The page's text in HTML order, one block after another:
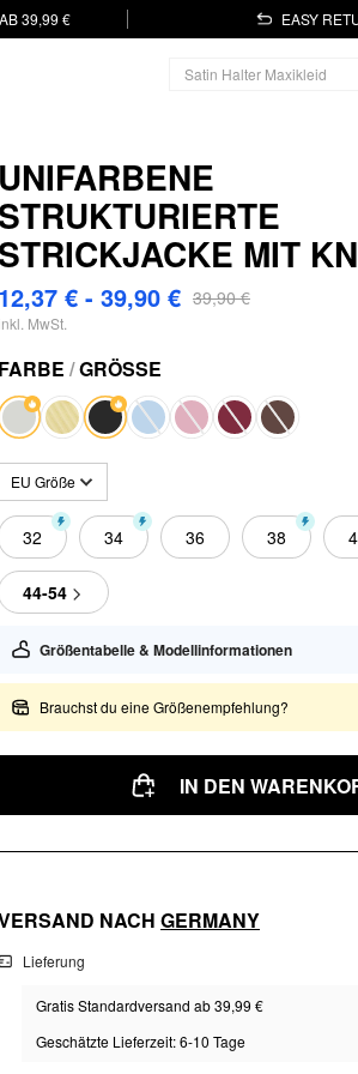
39,99 € EASY
UNIFARBENE
STRUKTURIERTE
STRICKJACKE MIT
12,37 € - 39,90 € 39,90 €
MwSt.
FARBE /GRÖSSE
EU Größe
32 34 36 38
44-54
Größentabelle & Modellinformationen
Brauchst du eine Größenempfehlung?
IN DEN
NACH GERMANY
Lieferung
Gratis Standardversand ab 39,99 €
Geschätzte Lieferzeit: 6-10 Tage